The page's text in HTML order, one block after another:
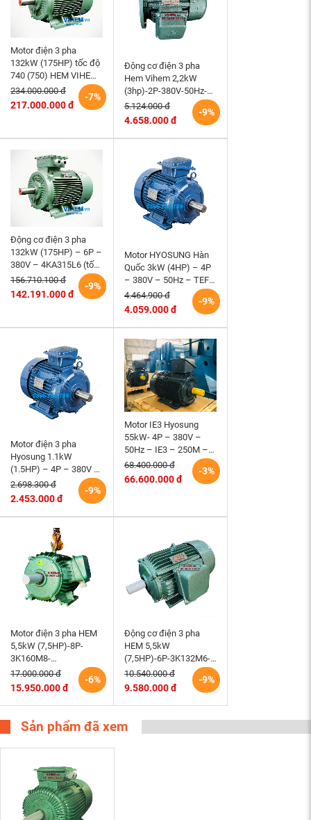
Motor điện 3 pha
132kW (175HP) tốc độ
740 (750) HEM VIHEM
(Việt Hung) điện cơ Hà
Nội
-7%
234.000.000 đ
217.000.000 đ
Động cơ điện 3 pha
Hem Vihem 2,2kW
(3hp)-2P-380V-50Hz-
3K100S2-B5- tốc độ
2860~3000 r/min (kiểu
-9%
5.124.000 đ
4.658.000 đ
Động cơ điện 3 pha
132kW (175HP) – 6P –
380V – 4KA315L6 (tốc
độ 990 ~1000RPM)
HEM VIHEM (Việt
Hung) điện cơ Hà Nội
-9%
156.710.100 đ
142.191.000 đ
Motor HYOSUNG Hàn
Quốc 3kW (4HP) – 4P
– 380V – 50Hz – TEFC
– 100L – B3 (tốc độ
1500 r/min)
-9%
4.464.900 đ
4.059.000 đ
Motor điện 3 pha
Hyosung 1.1kW
(1.5HP) – 4P – 380V –
50Hz – TEFC – 90S
(tốc độ 1500rpm)
-9%
2.698.300 đ
2.453.000 đ
Motor IE3 Hyosung
55kW- 4P – 380V –
50Hz – IE3 – 250M –
B3 hiệu suất cao
-3%
68.400.000 đ
66.600.000 đ
Motor điện 3 pha HEM
5,5kW (7,5HP)-8P-
3K160M8-
220/380/660V-B3 tốc
độ 730 (750)r/min
động cơ điện cơ Hem
Vihem
-6%
17.000.000 đ
15.950.000 đ
Động cơ điện 3 pha
HEM 5,5kW
(7,5HP)-6P-3K132M6-
220/380V tốc độ 980 –
1000 r/min điện cơ -9%
10.540.000 đ
9.580.000 đ
Sản phẩm đã xem